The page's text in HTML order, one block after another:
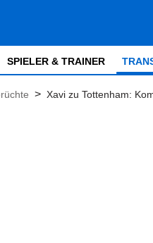
SPIELER & TRAINER
> Xavi zu Tottenham: